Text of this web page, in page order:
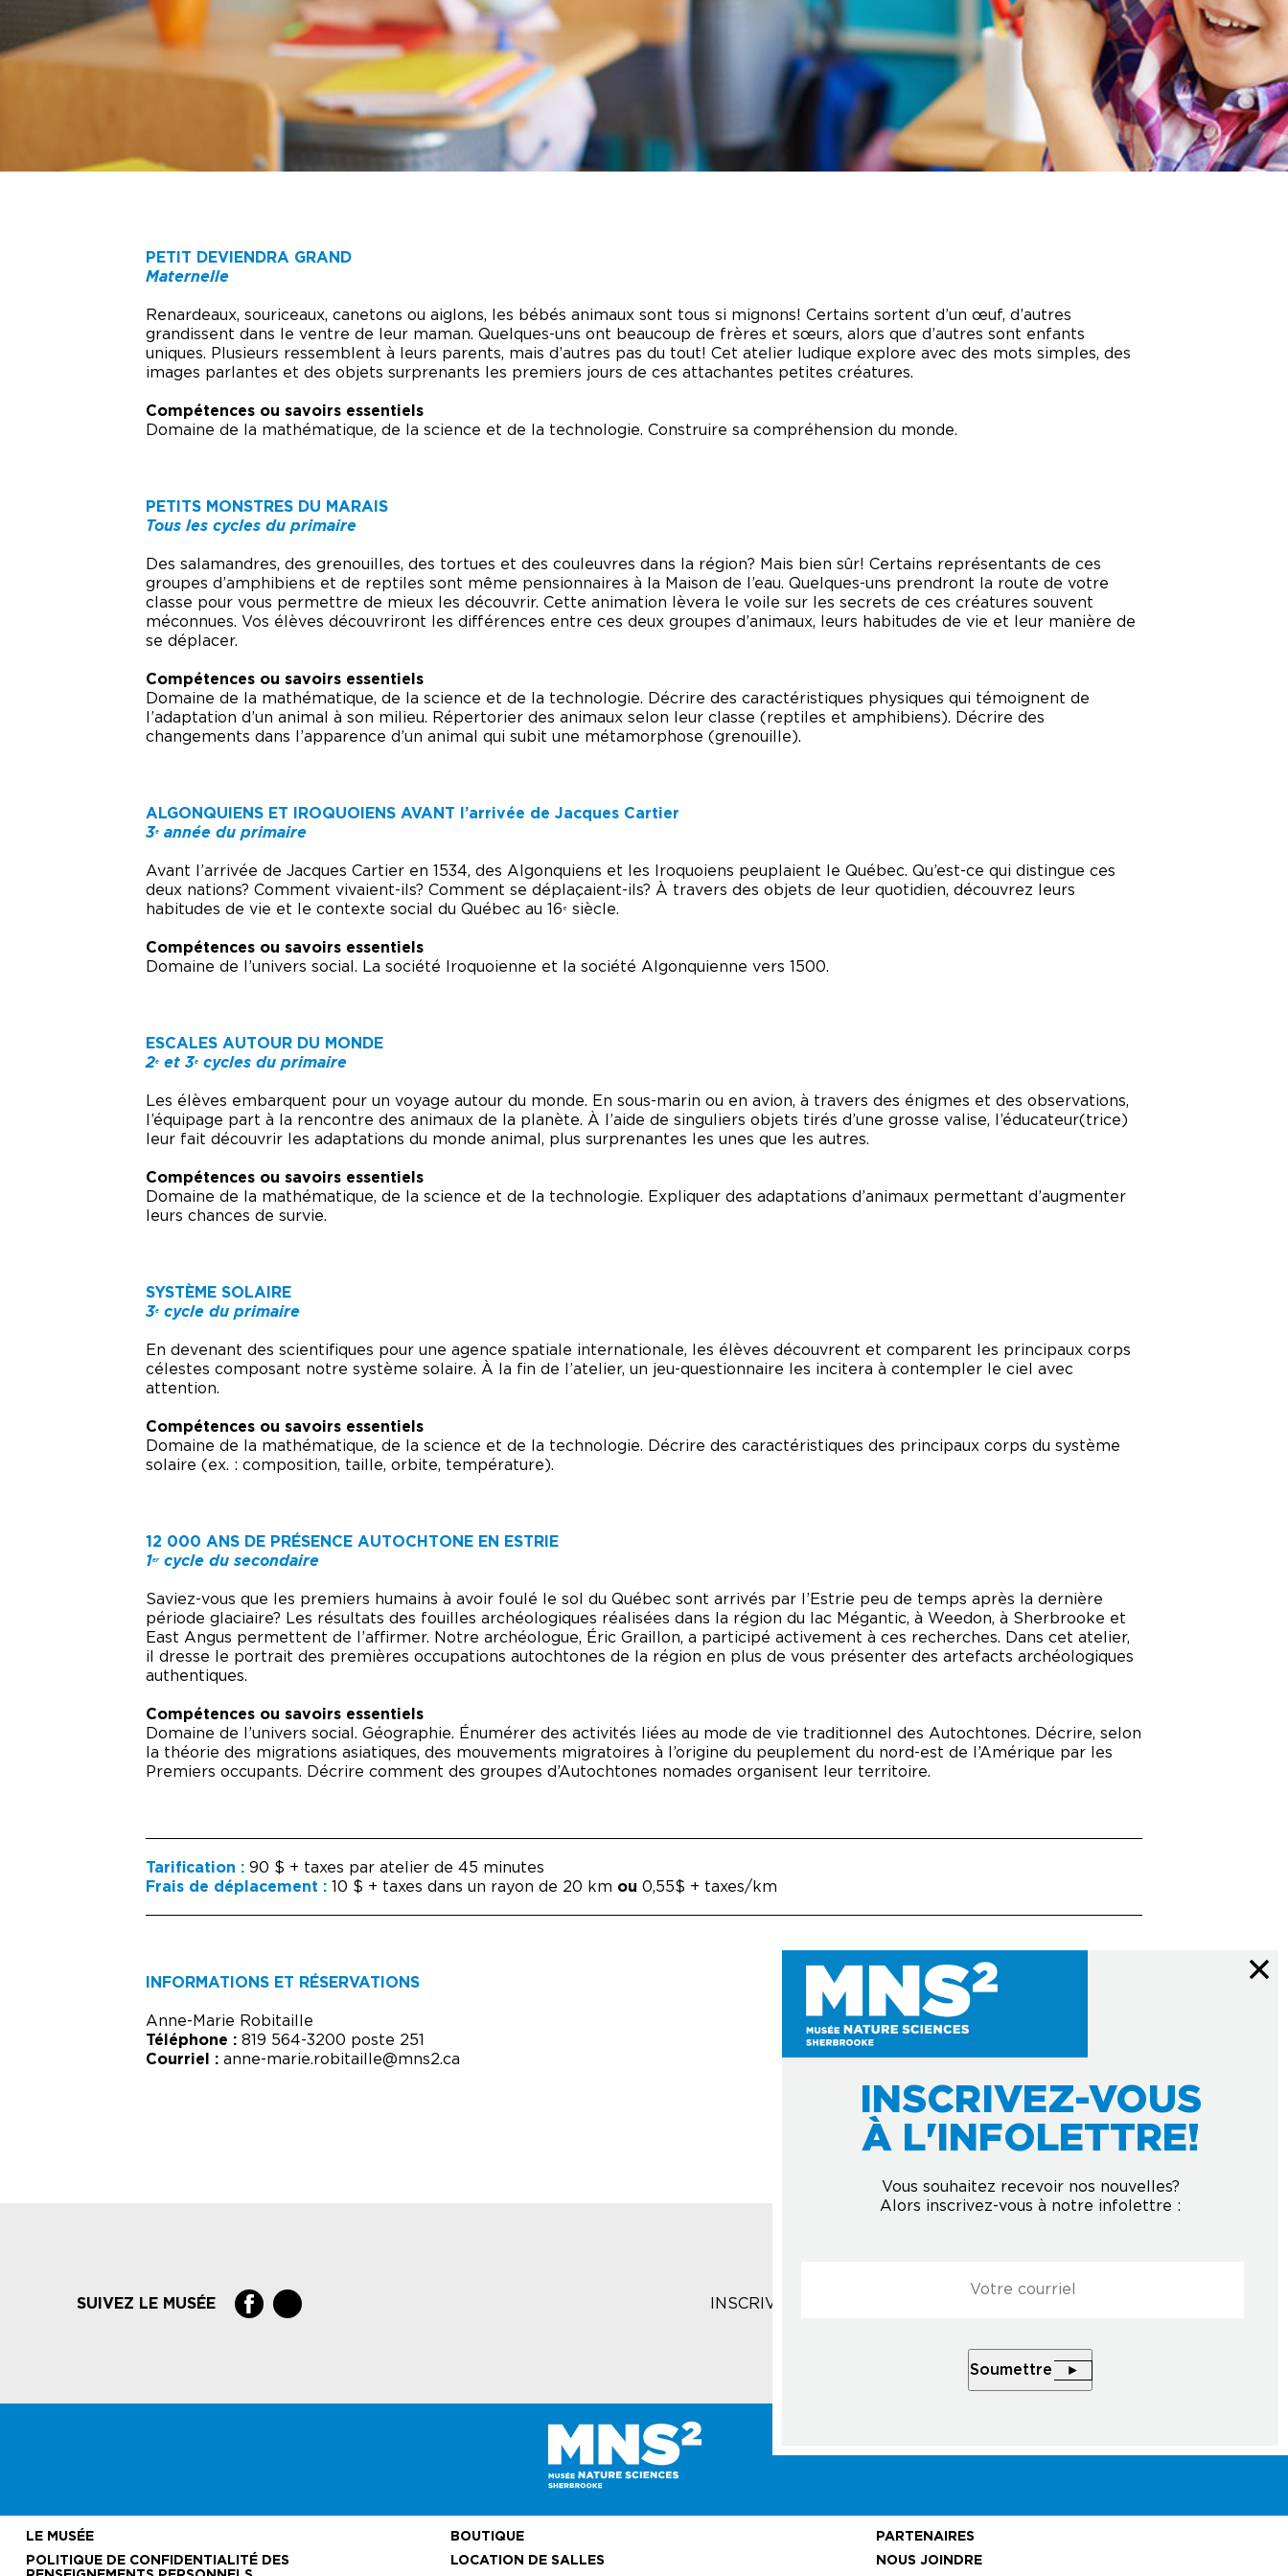
VIRTUELLES
VISITE DES COULISSES
FÊTES D’ENFANTS
TECHNIQUES DE
CONSERVATION
PHOTOS DE
SUZANNE
BRÛLOTTE
BULLETIN SANS
VISITE DES
COULISSES
PROMOTIONS
STATIONNEMENT
RENSEIGNEMENTS
UTILES
PETIT DEVIENDRA GRAND
Maternelle
Renardeaux, souriceaux, canetons ou aiglons, les bébés animaux sont tous si mignons! Certains sortent d’un œuf, d’autres
grandissent dans le ventre de leur maman. Quelques-uns ont beaucoup de frères et sœurs, alors que d’autres sont enfants
uniques. Plusieurs ressemblent à leurs parents, mais d’autres pas du tout! Cet atelier ludique explore avec des mots simples, des
images parlantes et des objets surprenants les premiers jours de ces attachantes petites créatures.
Compétences ou savoirs essentiels
Domaine de la mathématique, de la science et de la technologie. Construire sa compréhension du monde.
PETITS MONSTRES DU MARAIS
Tous les cycles du primaire
Des salamandres, des grenouilles, des tortues et des couleuvres dans la région? Mais bien sûr! Certains représentants de ces
groupes d’amphibiens et de reptiles sont même pensionnaires à la Maison de l’eau. Quelques-uns prendront la route de votre
classe pour vous permettre de mieux les découvrir. Cette animation lèvera le voile sur les secrets de ces créatures souvent
méconnues. Vos élèves découvriront les différences entre ces deux groupes d’animaux, leurs habitudes de vie et leur manière de
se déplacer.
Compétences ou savoirs essentiels
Domaine de la mathématique, de la science et de la technologie. Décrire des caractéristiques physiques qui témoignent de
l’adaptation d’un animal à son milieu. Répertorier des animaux selon leur classe (reptiles et amphibiens). Décrire des
changements dans l’apparence d’un animal qui subit une métamorphose (grenouille).
ALGONQUIENS ET IROQUOIENS AVANT l’arrivée de Jacques Cartier
3e année du primaire
Avant l’arrivée de Jacques Cartier en 1534, des Algonquiens et les Iroquoiens peuplaient le Québec. Qu’est-ce qui distingue ces
deux nations? Comment vivaient-ils? Comment se déplaçaient-ils? À travers des objets de leur quotidien, découvrez leurs
habitudes de vie et le contexte social du Québec au 16 e siècle.
Compétences ou savoirs essentiels
Domaine de l’univers social. La société Iroquoienne et la société Algonquienne vers 1500.
ESCALES AUTOUR DU MONDE
2e et 3e cycles du primaire
Les élèves embarquent pour un voyage autour du monde. En sous-marin ou en avion, à travers des énigmes et des observations,
l’équipage part à la rencontre des animaux de la planète. À l’aide de singuliers objets tirés d’une grosse valise, l’éducateur(trice)
leur fait découvrir les adaptations du monde animal, plus surprenantes les unes que les autres.
Compétences ou savoirs essentiels
Domaine de la mathématique, de la science et de la technologie. Expliquer des adaptations d’animaux permettant d’augmenter
leurs chances de survie.
SYSTÈME SOLAIRE
3e cycle du primaire
En devenant des scientifiques pour une agence spatiale internationale, les élèves découvrent et comparent les principaux corps
célestes composant notre système solaire. À la fin de l’atelier, un jeu-questionnaire les incitera à contempler le ciel avec
attention.
Compétences ou savoirs essentiels
Domaine de la mathématique, de la science et de la technologie. Décrire des caractéristiques des principaux corps du système
solaire (ex. : composition, taille, orbite, température).
12 000 ANS DE PRÉSENCE AUTOCHTONE EN ESTRIE
1er cycle du secondaire
Saviez-vous que les premiers humains à avoir foulé le sol du Québec sont arrivés par l’Estrie peu de temps après la dernière
période glaciaire? Les résultats des fouilles archéologiques réalisées dans la région du lac Mégantic, à Weedon, à Sherbrooke et
East Angus permettent de l’affirmer. Notre archéologue, Éric Graillon, a participé activement à ces recherches. Dans cet atelier,
il dresse le portrait des premières occupations autochtones de la région en plus de vous présenter des artefacts archéologiques
authentiques.
Compétences ou savoirs essentiels
Domaine de l’univers social. Géographie. Énumérer des activités liées au mode de vie traditionnel des Autochtones. Décrire, selon
la théorie des migrations asiatiques, des mouvements migratoires à l’origine du peuplement du nord-est de l’Amérique par les
Premiers occupants. Décrire comment des groupes d’Autochtones nomades organisent leur territoire.
Tarification : 90 $ + taxes par atelier de 45 minutes
Frais de déplacement : 10 $ + taxes dans un rayon de 20 km ou 0,55$ + taxes/km
INFORMATIONS ET RÉSERVATIONS
Anne-Marie Robitaille
Téléphone : 819 564-3200 poste 251
Courriel : anne-marie.robitaille@mns2.ca
INSCRIVEZ-VOUS
À L'INFOLETTRE!
Vous souhaitez recevoir nos nouvelles?
Alors inscrivez-vous à notre infolettre :
Soumettre
SUIVEZ LE MUSÉE INSCRIVEZ-VOUS À L'INFOLETTRE
Courriel
Soumettre
LE MUSÉE
POLITIQUE DE CONFIDENTIALITÉ DES
BOUTIQUE
LOCATION DE SALLES
PARTENAIRES
NOUS JOINDRE